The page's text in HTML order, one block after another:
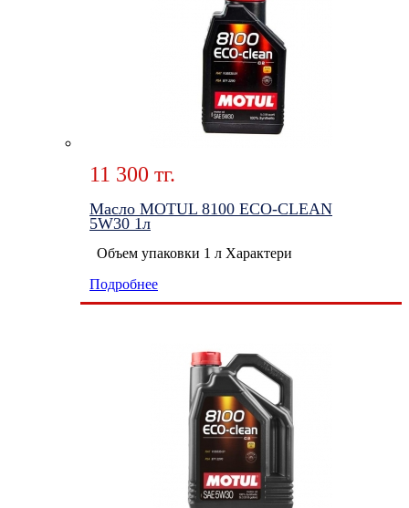
11 300 тг.
Масло MOTUL 8100 ECO-CLEAN
5W30 1л
Объем упаковки 1 л Характери
Подробнее